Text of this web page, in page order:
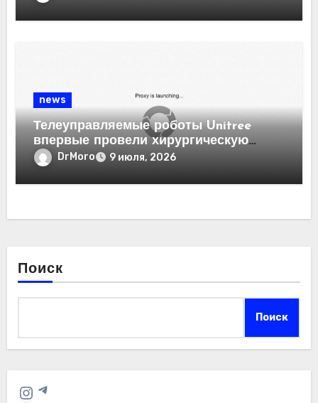
news
Телеуправляемые роботы Unitree
впервые провели хирургическую
операцию
DrMoro 9 июля, 2026
Поиск
Поиск
Instagram
Telegram